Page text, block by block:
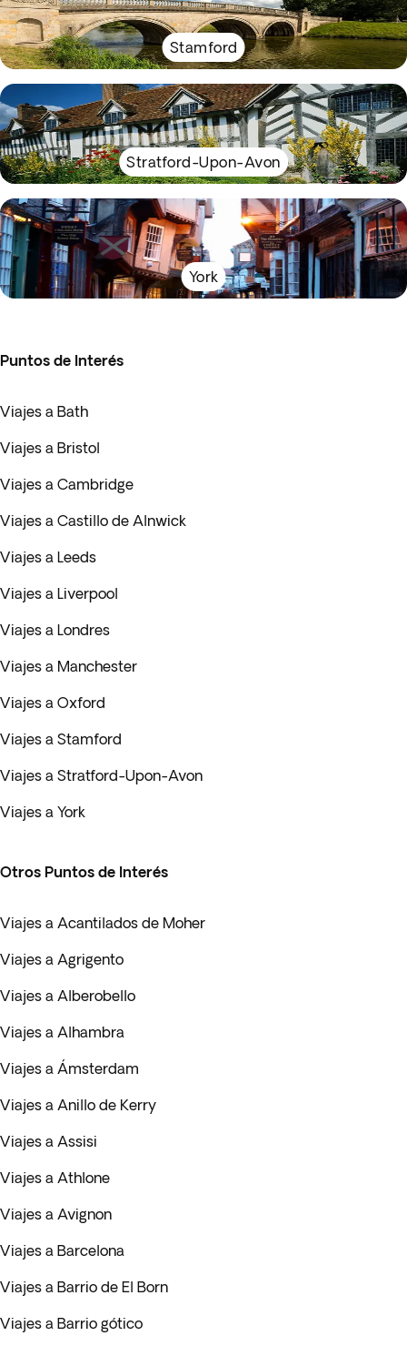
Stamford
Stratford-Upon-Avon
York
Puntos de Interés
Viajes a Bath
Viajes a Bristol
Viajes a Cambridge
Viajes a Castillo de Alnwick
Viajes a Leeds
Viajes a Liverpool
Viajes a Londres
Viajes a Manchester
Viajes a Oxford
Viajes a Stamford
Viajes a Stratford-Upon-Avon
Viajes a York
Otros Puntos de Interés
Viajes a Acantilados de Moher
Viajes a Agrigento
Viajes a Alberobello
Viajes a Alhambra
Viajes a Ámsterdam
Viajes a Anillo de Kerry
Viajes a Assisi
Viajes a Athlone
Viajes a Avignon
Viajes a Barcelona
Viajes a Barrio de El Born
Viajes a Barrio gótico